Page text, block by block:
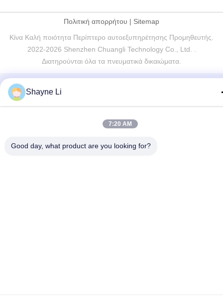
Πολιτική απορρήτου | Sitemap
Κίνα Καλή ποιότητα Περίπτερο αυτοεξυπηρέτησης Προμηθευτής.
2022-2026 Shenzhen Chuangli Technology Co., Ltd. .
Διατηρούνται όλα τα πνευματικά δικαιώματα.
Shayne Li
7:20 AM
Good day, what product are you looking for?